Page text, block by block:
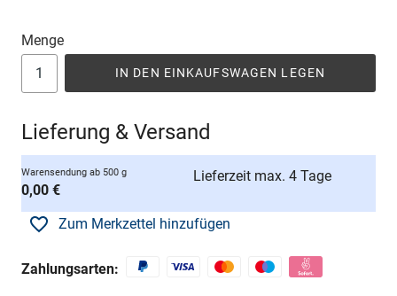
Menge
IN DEN EINKAUFSWAGEN LEGEN
Lieferung & Versand
Warensendung ab 500 g
0,00 €
Lieferzeit max. 4 Tage
Zum Merkzettel hinzufügen
Zahlungsarten: